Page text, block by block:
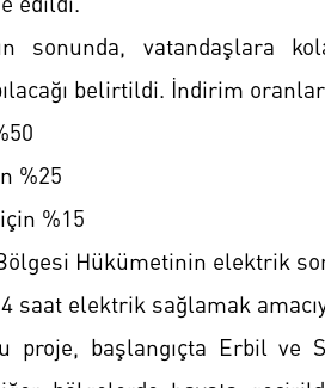
sonunda, vatandaşlara
belirtildi. İndirim
%25
%15
Hükümetinin elektrik
saat elektrik sağlamak
proje, başlangıçta Erbil ve